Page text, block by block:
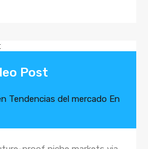
Post
Tendencias del mercado En